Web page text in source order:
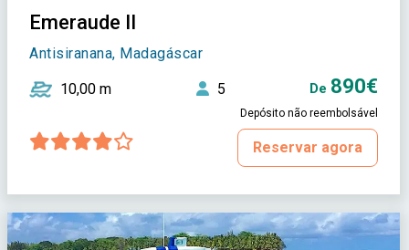
Emeraude II
Antisiranana, Madagáscar
10,00 m 5 De 890€
Depósito não reembolsável
Reservar agora